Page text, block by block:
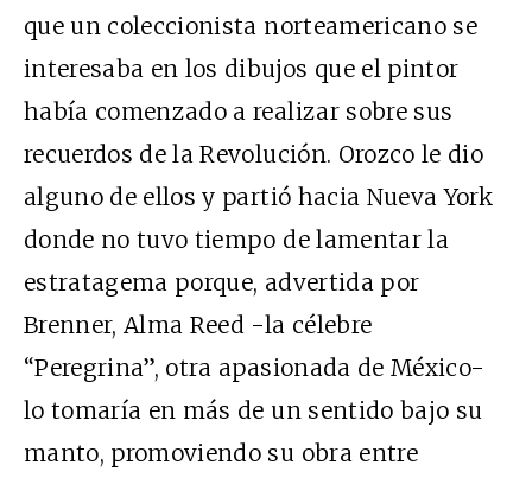
que un coleccionista norteamericano se
interesaba en los dibujos que el pintor
había comenzado a realizar sobre sus
recuerdos de la Revolución. Orozco le dio
alguno de ellos y partió hacia Nueva York
donde no tuvo tiempo de lamentar la
estratagema porque, advertida por
Brenner, Alma Reed -la célebre
“Peregrina”, otra apasionada de México-
lo tomaría en más de un sentido bajo su
manto, promoviendo su obra entre